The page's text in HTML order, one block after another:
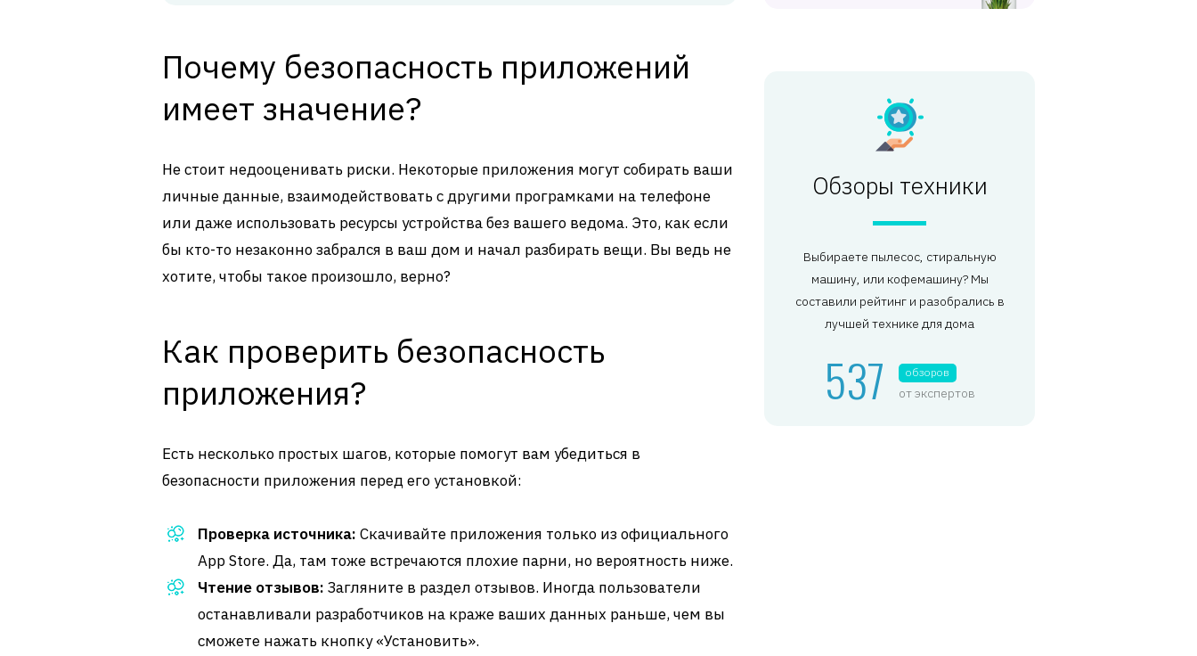
Почему безопасность приложений
имеет значение?
Не стоит недооценивать риски. Некоторые приложения могут собирать ваши
личные данные, взаимодействовать с другими програмками на телефоне
или даже использовать ресурсы устройства без вашего ведома. Это, как если
бы кто-то незаконно забрался в ваш дом и начал разбирать вещи. Вы ведь не
хотите, чтобы такое произошло, верно?
Как проверить безопасность
приложения?
Есть несколько простых шагов, которые помогут вам убедиться в
безопасности приложения перед его установкой:
Проверка источника: Скачивайте приложения только из официального
App Store. Да, там тоже встречаются плохие парни, но вероятность ниже.
Чтение отзывов: Загляните в раздел отзывов. Иногда пользователи
останавливали разработчиков на краже ваших данных раньше, чем вы
сможете нажать кнопку «Установить».
Обзоры техники
Выбираете пылесос, стиральную
машину, или кофемашину? Мы
составили рейтинг и разобрались в
лучшей технике для дома
537 обзоров
от экспертов